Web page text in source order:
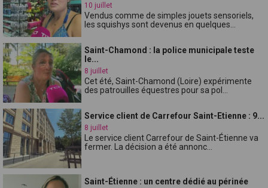
10 juillet
Vendus comme de simples jouets sensoriels,
les squishys sont devenus en quelques...
Saint-Chamond : la police municipale teste
le...
8 juillet
Cet été, Saint-Chamond (Loire) expérimente
des patrouilles équestres pour sa pol...
Service client de Carrefour Saint-Etienne : 9...
8 juillet
Le service client Carrefour de Saint-Étienne va
fermer. La décision a été annonc...
Saint-Étienne : un centre dédié au périnée